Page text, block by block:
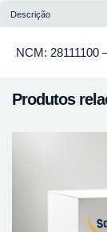
Descrição
NCM: 28111100
Produtos